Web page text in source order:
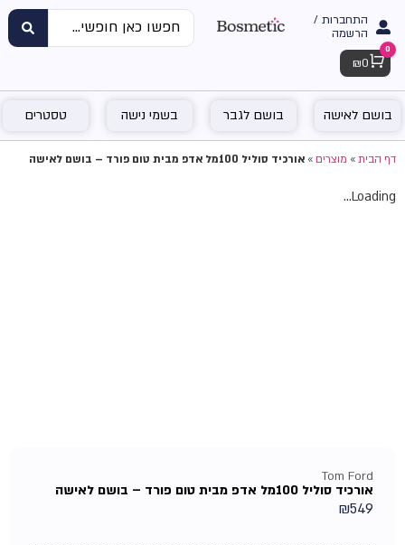
התחברות /
הרשמה
Cart
0
₪ 0
בושם לאישה בושם לגבר בשמי נישה טסטרים
דף הבית»מוצרים»אורכיד סוליל 100מל אדפ מבית טום פורד – בושם לאישה
Loading...
Tom Ford
אורכיד סוליל 100מל אדפ מבית טום פורד – בושם לאישה
₪549